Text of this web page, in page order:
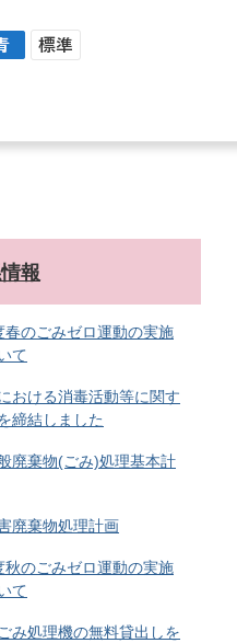
報
春のごみゼロ運動の実施
て
おける消毒活動等に関す
締結しました
廃棄物(ごみ)処理基本計
廃棄物処理計画
秋のごみゼロ運動の実施
て
み処理機の無料貸出しを